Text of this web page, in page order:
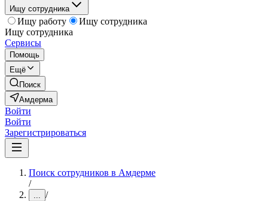
Ищу сотрудника
Ищу работу
Ищу сотрудника
Ищу сотрудника
Сервисы
Помощь
Ещё
Поиск
Амдерма
Войти
Войти
Зарегистрироваться
Поиск сотрудников в Амдерме
/
... /